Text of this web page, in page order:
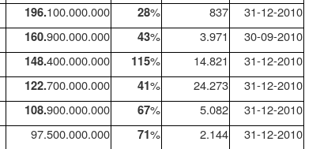
196.100.000.000 28% 837 31-12-2010
160.900.000.000 43% 3.971 30-09-2010
148.400.000.000 115% 14.821 31-12-2010
122.700.000.000 41% 24.273 31-12-2010
108.900.000.000 67% 5.082 31-12-2010
97.500.000.000 71% 2.144 31-12-2010